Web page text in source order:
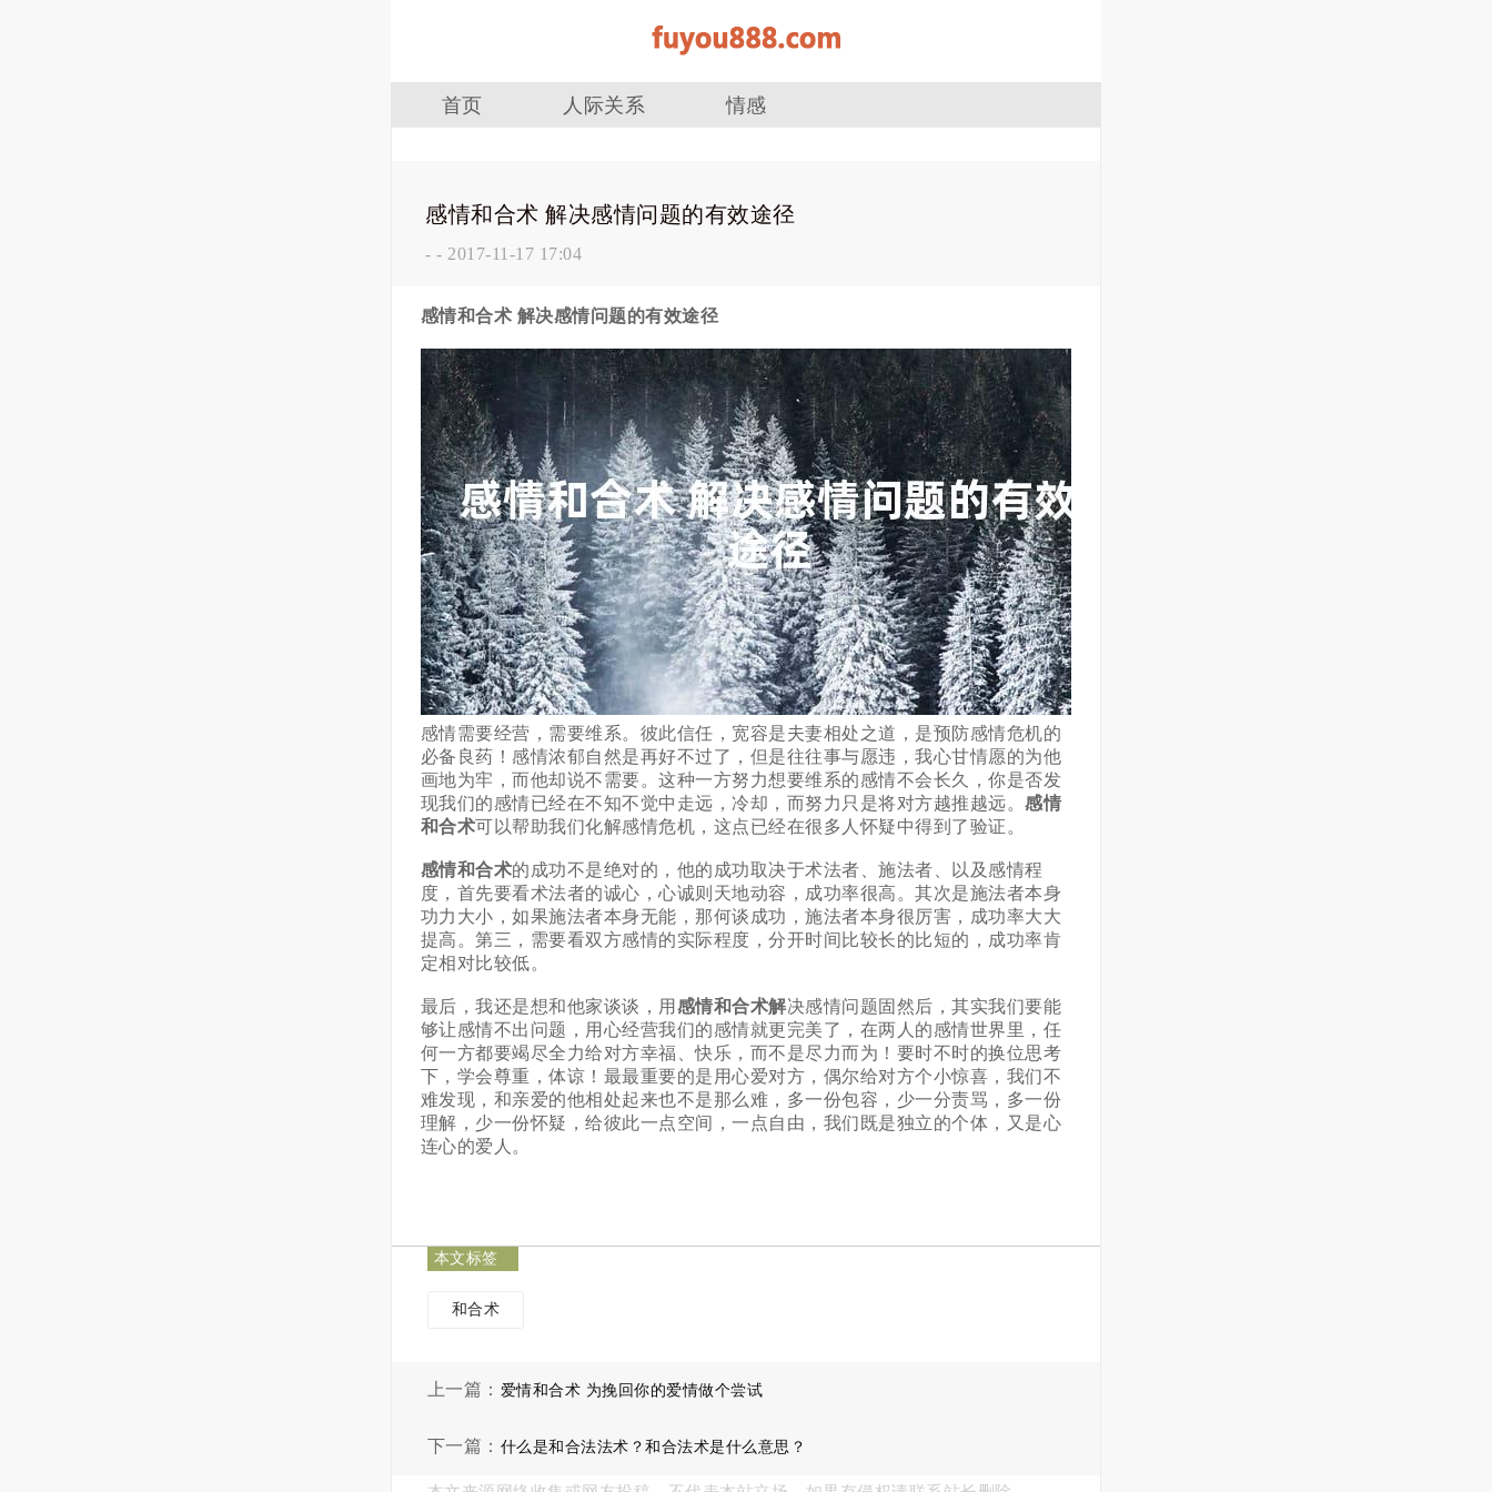
首页 人际关系 情感
感情和合术 解决感情问题的有效途径
- - 2017-11-17 17:04
感情和合术 解决感情问题的有效途径
感情需要经营，需要维系。彼此信任，宽容是夫妻相处之道，是预防感情危机的
必备良药！感情浓郁自然是再好不过了，但是往往事与愿违，我心甘情愿的为他
画地为牢，而他却说不需要。这种一方努力想要维系的感情不会长久，你是否发
现我们的感情已经在不知不觉中走远，冷却，而努力只是将对方越推越远。感情
和合术可以帮助我们化解感情危机，这点已经在很多人怀疑中得到了验证。
感情和合术的成功不是绝对的，他的成功取决于术法者、施法者、以及感情程
度，首先要看术法者的诚心，心诚则天地动容，成功率很高。其次是施法者本身
功力大小，如果施法者本身无能，那何谈成功，施法者本身很厉害，成功率大大
提高。第三，需要看双方感情的实际程度，分开时间比较长的比短的，成功率肯
定相对比较低。
最后，我还是想和他家谈谈，用 感情和合术解决感情问题固然后，其实我们要能
够让感情不出问题，用心经营我们的感情就更完美了，在两人的感情世界里，任
何一方都要竭尽全力给对方幸福、快乐，而不是尽力而为！要时不时的换位思考
下，学会尊重，体谅！最最重要的是用心爱对方，偶尔给对方个小惊喜，我们不
难发现，和亲爱的他相处起来也不是那么难，多一份包容，少一分责骂，多一份
理解，少一份怀疑，给彼此一点空间，一点自由，我们既是独立的个体，又是心
连心的爱人。
本文标签
和合术
上一篇： 爱情和合术 为挽回你的爱情做个尝试
下一篇： 什么是和合法法术？和合法术是什么意思？